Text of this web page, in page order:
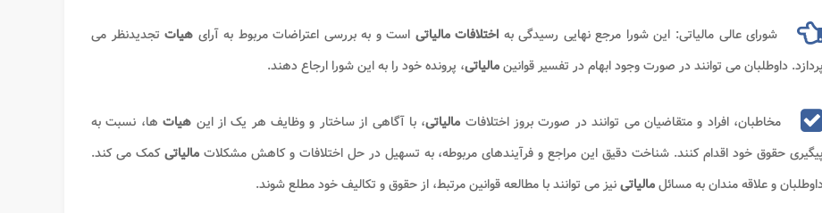
شورای عالی مالیاتی: این شورا مرجع نهایی رسیدگی به اختلافات مالیاتی است و به بررسی اعتراضات مربوط به آرای هیات تجدیدنظر می
پردازد. داوطلبان می توانند در صورت وجود ابهام در تفسیر قوانینمالیاتی، پرونده خود را به این شورا ارجاع دهند.
مخاطبان، افراد و متقاضیان می توانند در صورت بروز اختلافات مالیاتی، با آگاهی از ساختار و وظایف هر یک از این هیات ها، نسبت به
پیگیری حقوق خود اقدام کنند. شناخت دقیق این مراجع و فرآیندهای مربوطه، به تسهیل در حل اختلافات و کاهش مشکلاتمالیاتیکمک می کند.
و علاقه مندان به مسائلمالیاتینیز می توانند با مطالعه قوانین مرتبط، از حقوق و تکالیف خود مطلع شوند.